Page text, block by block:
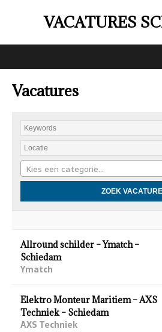
VACATURES
Vacatures
Kies een categorie…
Allround schilder – Ymatch –
Schiedam
Ymatch
Elektro Monteur Maritiem – AXS
Techniek – Schiedam
AXS Techniek